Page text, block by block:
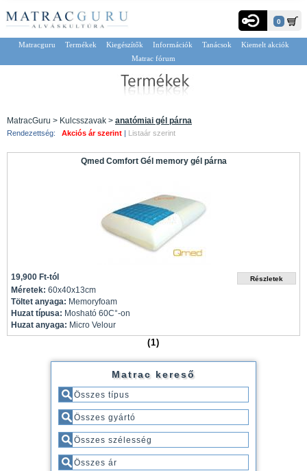
0
Matracguru Termékek Kiegészítők Információk Tanácsok
Kiemelt akciók
Matrac fórum
MatracGuru > Kulcsszavak > anatómiai gél párna
Rendezettség: Akciós ár szerint | Listaár szerint
Qmed Comfort Gél memory gél párna
19,900 Ft-tól
Méretek: 60x40x13cm
Töltet anyaga: Memoryfoam
Huzat típusa: Mosható 60C°-on
Huzat anyaga: Micro Velour
(1)
Matrac kereső